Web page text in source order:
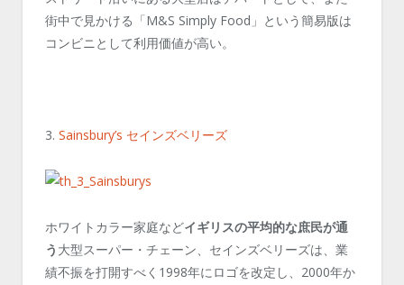
街中で見かける「M&S Simply Food」という簡易版は
コンビニとして利用価値が高い。
3. Sainsbury’s セインズベリーズ
ホワイトカラー家庭などイギリスの平均的な庶民が通
う 大型スーパー・チェーン、セインズベリーズは、業
績不振を打開すべく1998年にロゴを改定し、2000年か